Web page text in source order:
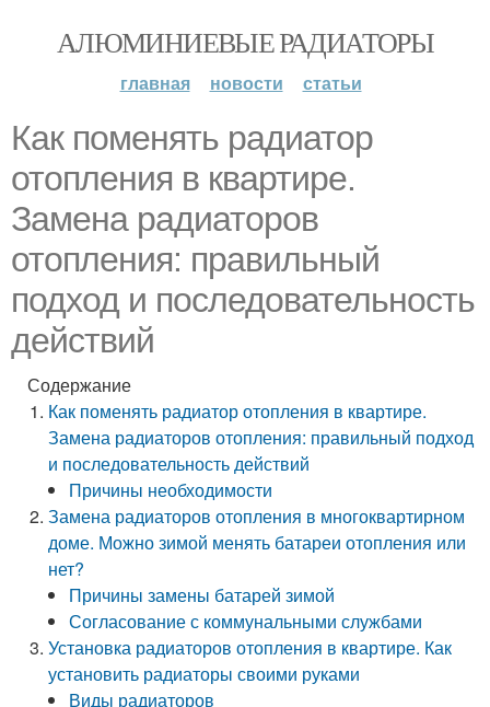
АЛЮМИНИЕВЫЕ РАДИАТОРЫ
главная новости статьи
Как поменять радиатор
отопления в квартире.
Замена радиаторов
отопления: правильный
подход и последовательность
действий
Содержание
Как поменять радиатор отопления в квартире.
Замена радиаторов отопления: правильный подход
и последовательность действий
Причины необходимости
Замена радиаторов отопления в многоквартирном
доме. Можно зимой менять батареи отопления или
нет?
Причины замены батарей зимой
Согласование с коммунальными службами
Установка радиаторов отопления в квартире. Как
установить радиаторы своими руками
Виды радиаторов